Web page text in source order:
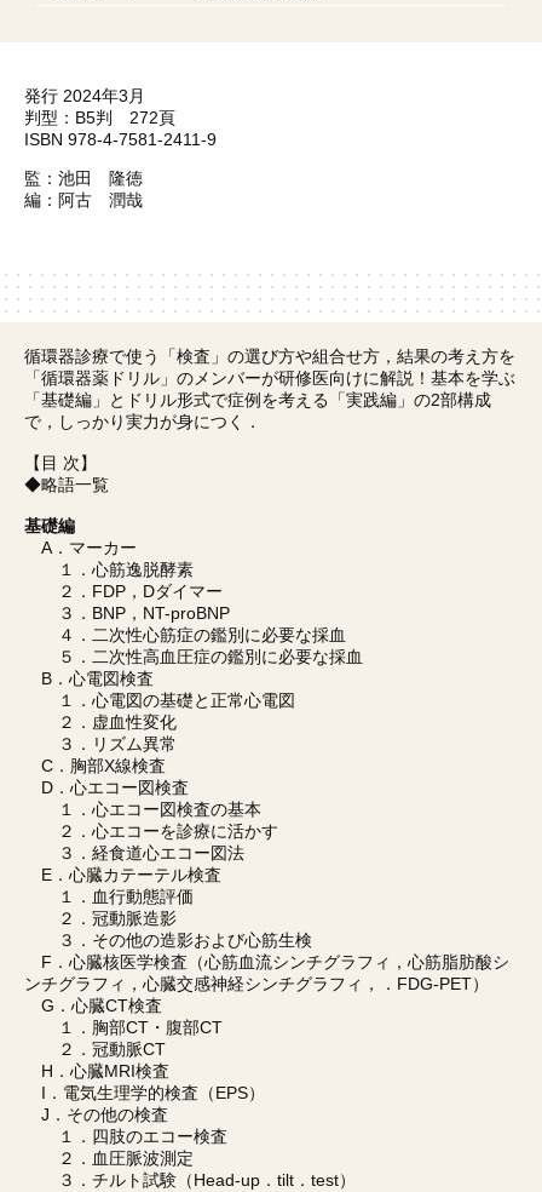
発行 2024年3月
判型：B5判 272頁
ISBN 978-4-7581-2411-9
監：池田 隆徳
編：阿古 潤哉
循環器診療で使う「検査」の選び方や組合せ方，結果の考え方を
「循環器薬ドリル」のメンバーが研修医向けに解説！基本を学ぶ
「基礎編」とドリル形式で症例を考える「実践編」の2部構成
で，しっかり実力が身につく．
【目 次】
◆略語一覧
基礎編
A．マーカー
１．心筋逸脱酵素
２．FDP，Dダイマー
３．BNP，NT-proBNP
４．二次性心筋症の鑑別に必要な採血
５．二次性高血圧症の鑑別に必要な採血
B．心電図検査
１．心電図の基礎と正常心電図
２．虚血性変化
３．リズム異常
C．胸部X線検査
D．心エコー図検査
１．心エコー図検査の基本
２．心エコーを診療に活かす
３．経食道心エコー図法
E．心臓カテーテル検査
１．血行動態評価
２．冠動脈造影
３．その他の造影および心筋生検
F．心臓核医学検査（心筋血流シンチグラフィ，心筋脂肪酸シ
ンチグラフィ，心臓交感神経シンチグラフィ，．FDG-PET）
G．心臓CT検査
１．胸部CT・腹部CT
２．冠動脈CT
H．心臓MRI検査
I．電気生理学的検査（EPS）
J．その他の検査
１．四肢のエコー検査
２．血圧脈波測定
３．チルト試験（Head-up．tilt．test）